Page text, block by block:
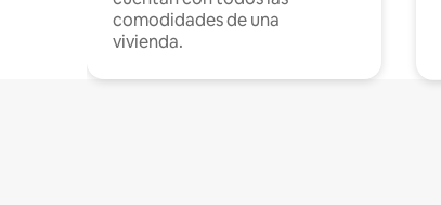
comodidades de una
vivienda.